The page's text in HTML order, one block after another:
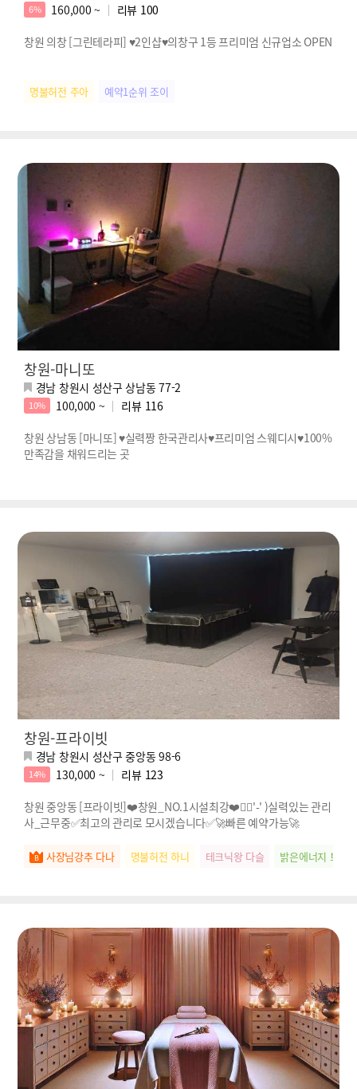
6% 160,000 ~ 리뷰 100
창원 의창 [그린테라피] ♥2인샵♥의창구 1등 프리미엄 신규업소 OPEN
명불허전 주아 예약1순위 조이
창원-마니또
경남 창원시 성산구 상남동 77-2
10% 100,000 ~ 리뷰 116
창원 상남동 [마니또] ♥실력짱 한국관리사♥프리미엄 스웨디시♥100%
만족감을 채워드리는 곳
창원-프라이빗
경남 창원시 성산구 중앙동 98-6
14% 130,000 ~ 리뷰 123
창원 중앙동 [프라이빗]❤️창원_NO.1시설최강❤️🖐🏻'-' )실력있는 관리
사_근무중✅최고의 관리로 모시겠습니다✅🚀빠른 예약가능🚀
사장님강추 다나 명불허전 하니 테크닉왕 다슬 밝은에너지 보브